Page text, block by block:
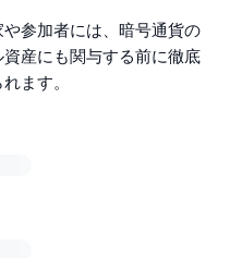
参加者には、暗号通貨の
産にも関与する前に徹底
ます。